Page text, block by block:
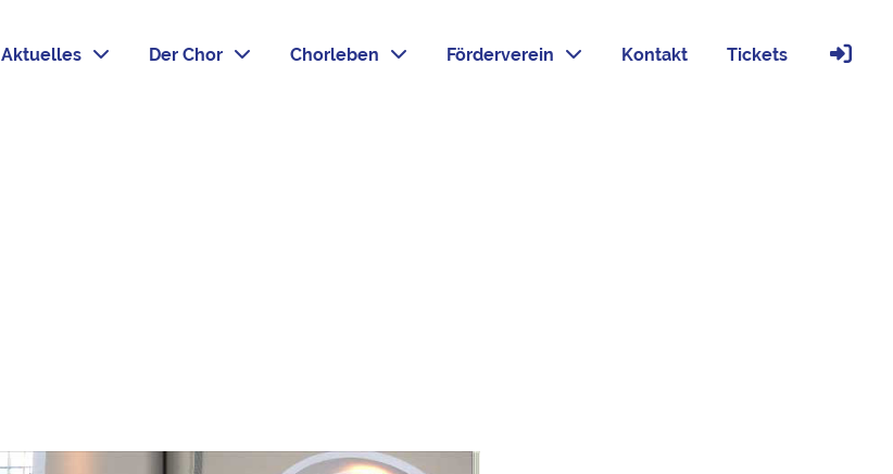
Aktuelles Der Chor Chorleben Förderverein Kontakt Tickets